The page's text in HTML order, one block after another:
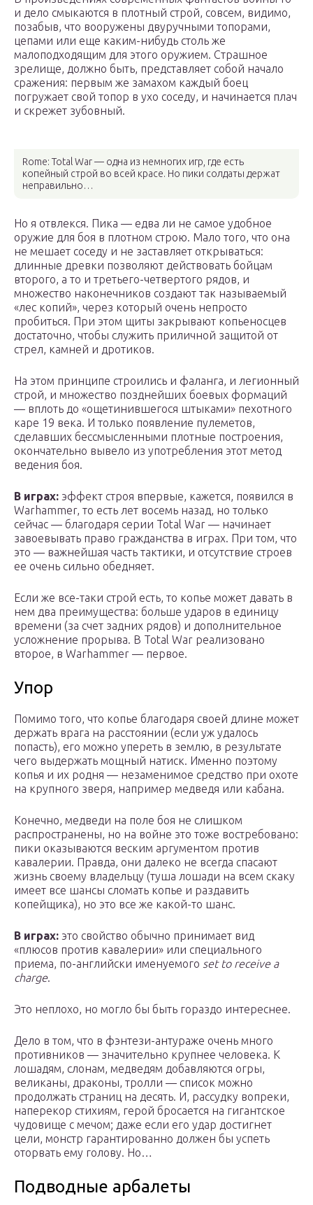
и дело смыкаются в плотный строй, совсем, видимо,
позабыв, что вооружены двуручными топорами,
цепами или еще каким-нибудь столь же
малоподходящим для этого оружием. Страшное
зрелище, должно быть, представляет собой начало
сражения: первым же замахом каждый боец
погружает свой топор в ухо соседу, и начинается плач
и скрежет зубовный.
Rome: Total War — одна из немногих игр, где есть
копейный строй во всей красе. Но пики солдаты держат
неправильно…
Но я отвлекся. Пика — едва ли не самое удобное
оружие для боя в плотном строю. Мало того, что она
не мешает соседу и не заставляет открываться:
длинные древки позволяют действовать бойцам
второго, а то и третьего-четвертого рядов, и
множество наконечников создают так называемый
«лес копий», через который очень непросто
пробиться. При этом щиты закрывают копьеносцев
достаточно, чтобы служить приличной защитой от
стрел, камней и дротиков.
На этом принципе строились и фаланга, и легионный
строй, и множество позднейших боевых формаций
— вплоть до «ощетинившегося штыками» пехотного
каре 19 века. И только появление пулеметов,
сделавших бессмысленными плотные построения,
окончательно вывело из употребления этот метод
ведения боя.
В играх: эффект строя впервые, кажется, появился в
Warhammer, то есть лет восемь назад, но только
сейчас — благодаря серии Total War — начинает
завоевывать право гражданства в играх. При том, что
это — важнейшая часть тактики, и отсутствие строев
ее очень сильно обедняет.
Если же все-таки строй есть, то копье может давать в
нем два преимущества: больше ударов в единицу
времени (за счет задних рядов) и дополнительное
усложнение прорыва. В Total War реализовано
второе, в Warhammer — первое.
Упор
Помимо того, что копье благодаря своей длине может
держать врага на расстоянии (если уж удалось
попасть), его можно упереть в землю, в результате
чего выдержать мощный натиск. Именно поэтому
копья и их родня — незаменимое средство при охоте
на крупного зверя, например медведя или кабана.
Конечно, медведи на поле боя не слишком
распространены, но на войне это тоже востребовано:
пики оказываются веским аргументом против
кавалерии. Правда, они далеко не всегда спасают
жизнь своему владельцу (туша лошади на всем скаку
имеет все шансы сломать копье и раздавить
копейщика), но это все же какой-то шанс.
В играх: это свойство обычно принимает вид
«плюсов против кавалерии» или специального
приема, по-английски именуемого set to receive a
charge.
Это неплохо, но могло бы быть гораздо интереснее.
Дело в том, что в фэнтези-антураже очень много
противников — значительно крупнее человека. К
лошадям, слонам, медведям добавляются огры,
великаны, драконы, тролли — список можно
продолжать страниц на десять. И, рассудку вопреки,
наперекор стихиям, герой бросается на гигантское
чудовище с мечом; даже если его удар достигнет
цели, монстр гарантированно должен бы успеть
оторвать ему голову. Но…
Подводные арбалеты